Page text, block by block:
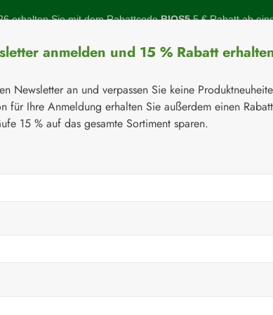
erhalten Sie mit dem RabattcodeBIOS55 € Rabatt ab
⚘ Handelsware Verbandsstoffe
x 7,5 cm
anmelden und 15 % Rabatt
Newsletter an und verpassen Sie keine
für Ihre Anmeldung erhalten Sie außerdem einen
15 % auf das gesamte Sortiment sparen.